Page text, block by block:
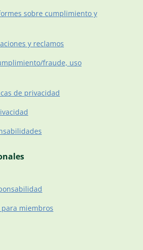
sobre cumplimiento y
y reclamos
fraude, uso
de privacidad
miembros